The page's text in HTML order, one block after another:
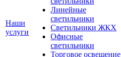
Наши
услуги
Линейные
светильники
Светильники ЖКХ
Офисные
светильники
Торговое освещение